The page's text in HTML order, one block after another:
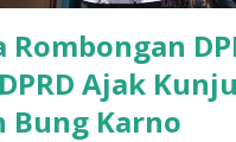
unt...
Ajak
Bung Karno